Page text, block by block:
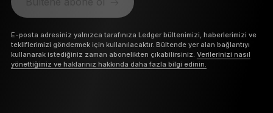
E-posta adresiniz yalnızca tarafınıza Ledger bültenimizi, haberlerimizi ve
tekliflerimizi göndermek için kullanılacaktır. Bültende yer alan bağlantıyı
kullanarak istediğiniz zaman abonelikten çıkabilirsiniz. Verilerinizi nasıl
yönettiğimiz ve haklarınız hakkında daha fazla bilgi edinin.